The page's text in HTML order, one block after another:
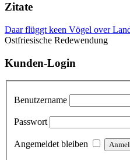
Zitate
Daar flüggt keen Vögel over
Ostfriesische Redewendung
Kunden-Login
Benutzername
Passwort
Angemeldet bleiben